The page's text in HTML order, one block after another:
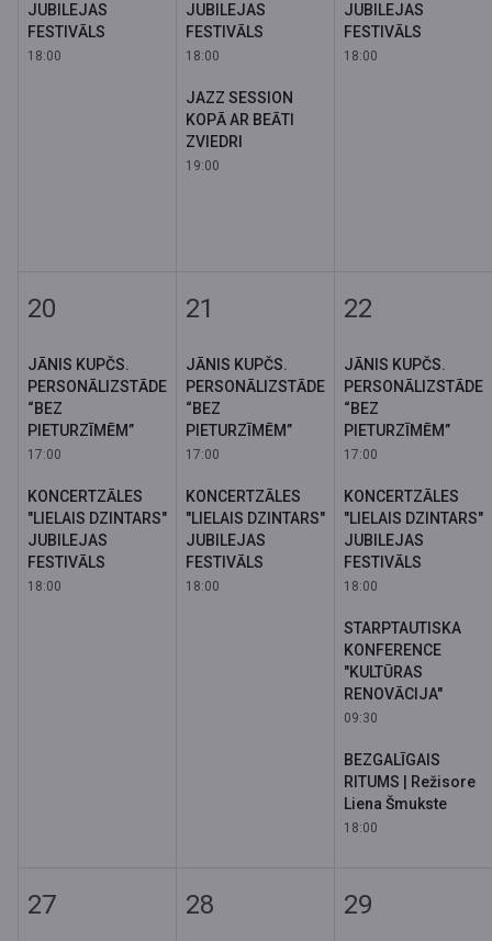
JUBILEJAS
FESTIVĀLS
18:00
JUBILEJAS
FESTIVĀLS
18:00
JAZZ SESSION
KOPĀ AR BEĀTI
ZVIEDRI
19:00
JUBILEJAS
FESTIVĀLS
18:00
20
JĀNIS KUPČS.
PERSONĀLIZSTĀDE
“BEZ
PIETURZĪMĒM”
17:00
KONCERTZĀLES
"LIELAIS DZINTARS"
JUBILEJAS
FESTIVĀLS
18:00
21
JĀNIS KUPČS.
PERSONĀLIZSTĀDE
“BEZ
PIETURZĪMĒM”
17:00
KONCERTZĀLES
"LIELAIS DZINTARS"
JUBILEJAS
FESTIVĀLS
18:00
22
JĀNIS KUPČS.
PERSONĀLIZSTĀDE
“BEZ
PIETURZĪMĒM”
17:00
KONCERTZĀLES
"LIELAIS DZINTARS"
JUBILEJAS
FESTIVĀLS
18:00
STARPTAUTISKA
KONFERENCE
"KULTŪRAS
RENOVĀCIJA"
09:30
BEZGALĪGAIS
RITUMS | Režisore
Liena Šmukste
18:00
27 28 29